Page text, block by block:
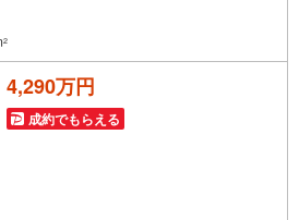
2
4,290万円
成約でもらえる